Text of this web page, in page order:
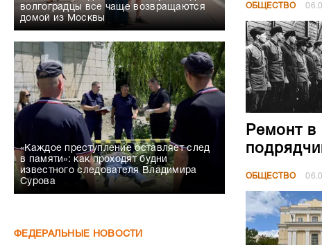
волгоградцы все чаще возвращаются
домой из Москвы
«Каждое преступление оставляет след
в памяти»: как проходят будни
известного следователя Владимира
Сурова
ФЕДЕРАЛЬНЫЕ НОВОСТИ
ОБЩЕСТВО
Ремонт в
ОБЩЕСТВО